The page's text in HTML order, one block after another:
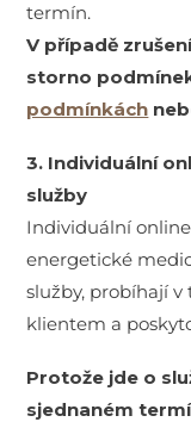
termín.
V případě
storno
podmínkách
3. Individuální
služby
Individuální
energetické
služby, probíhají
klientem a
Protože jde o
sjednaném